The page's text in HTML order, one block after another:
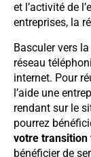
et l’activité de
entreprises, la
Basculer vers
réseau
internet. Pour
l’aide une
rendant sur le
pourrez
votre transition
bénéficier de